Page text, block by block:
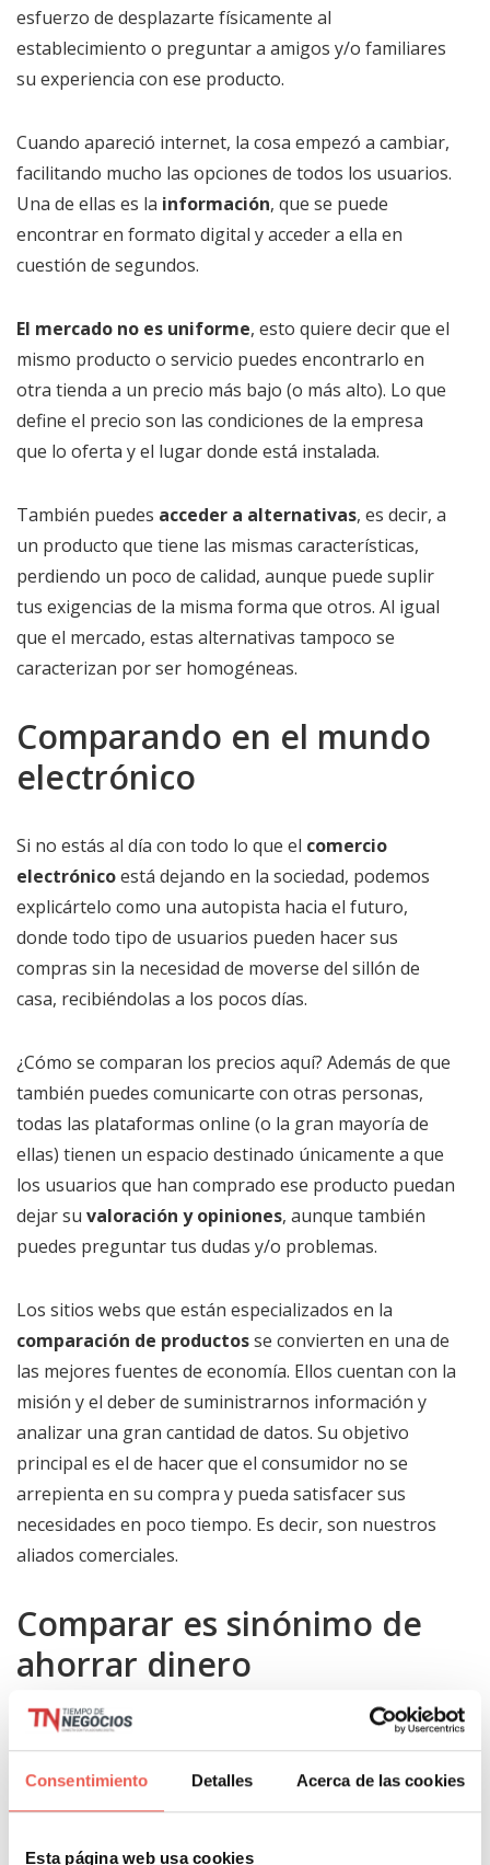
Consentimiento Detalles Acerca de las cookies
Esta página web usa cookies
esfuerzo de desplazarte físicamente al
establecimiento o preguntar a amigos y/o familiares
su experiencia con ese producto.
Cuando apareció internet, la cosa empezó a cambiar,
facilitando mucho las opciones de todos los usuarios.
Una de ellas es la información, que se puede
encontrar en formato digital y acceder a ella en
cuestión de segundos.
El mercado no es uniforme, esto quiere decir que el
mismo producto o servicio puedes encontrarlo en
otra tienda a un precio más bajo (o más alto). Lo que
define el precio son las condiciones de la empresa
que lo oferta y el lugar donde está instalada.
También puedes acceder a alternativas, es decir, a
un producto que tiene las mismas características,
perdiendo un poco de calidad, aunque puede suplir
tus exigencias de la misma forma que otros. Al igual
que el mercado, estas alternativas tampoco se
caracterizan por ser homogéneas.
Comparando en el mundo
electrónico
Si no estás al día con todo lo que el comercio
electrónicoestá dejando en la sociedad, podemos
explicártelo como una autopista hacia el futuro,
donde todo tipo de usuarios pueden hacer sus
compras sin la necesidad de moverse del sillón de
casa, recibiéndolas a los pocos días.
¿Cómo se comparan los precios aquí? Además de que
también puedes comunicarte con otras personas,
todas las plataformas online (o la gran mayoría de
ellas) tienen un espacio destinado únicamente a que
los usuarios que han comprado ese producto puedan
dejar su valoración y opiniones, aunque también
puedes preguntar tus dudas y/o problemas.
Los sitios webs que están especializados en la
comparación de productosse convierten en una de
las mejores fuentes de economía. Ellos cuentan con la
misión y el deber de suministrarnos información y
analizar una gran cantidad de datos. Su objetivo
principal es el de hacer que el consumidor no se
arrepienta en su compra y pueda satisfacer sus
necesidades en poco tiempo. Es decir, son nuestros
aliados comerciales.
Comparar es sinónimo de
ahorrar dinero
Ahora que ya sabes que puedes comparar todo tipo
te cuesta nada tomarte unos pocos minutos para
a tus características y necesidades. Todo esto, te